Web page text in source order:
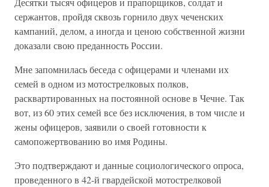
сержантов, пройдя сквозь горнило двух чеченских
кампаний, делом, а иногда и ценою собственной жизни
доказали свою преданность России.
Мне запомнилась беседа с офицерами и членами их
семей в одном из мотострелковых полков,
расквартированных на постоянной основе в Чечне. Так
вот, из 60 этих семей все без исключения, в том числе и
жены офицеров, заявили о своей готовности к
самопожертвованию во имя Родины.
Это подтверждают и данные социологического опроса,
проведенного в 42-й гвардейской мотострелковой